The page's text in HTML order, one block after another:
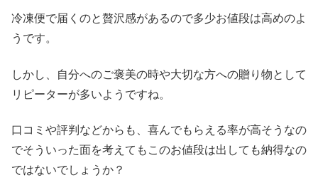
冷凍便で届くのと贅沢感があるので多少お値段は高めのよ
うです。
しかし、自分へのご褒美の時や大切な方への贈り物として
リピーターが多いようですね。
口コミや評判などからも、喜んでもらえる率が高そうなの
でそういった面を考えてもこのお値段は出しても納得なの
ではないでしょうか？